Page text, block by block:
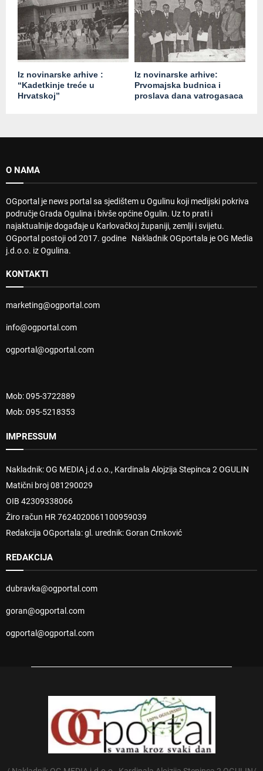
Iz novinarske arhive :
“Kadetkinje treće u
Hrvatskoj”
Iz novinarske arhive:
Prvomajska budnica i
proslava dana vatrogasaca
O NAMA
OGportal je news portal sa sjedištem u Ogulinu koji medijski pokriva
područje Grada Ogulina i bivše općine Ogulin. Uz to prati i
najaktualnije događaje u Karlovačkoj županiji, zemlji i svijetu.
OGportal postoji od 2017. godine Nakladnik OGportala je OG Media
j.d.o.o. iz Ogulina.
KONTAKTI
marketing@ogportal.com
info@ogportal.com
ogportal@ogportal.com
Mob: 095-3722889
Mob: 095-5218353
IMPRESSUM
Nakladnik: OG MEDIA j.d.o.o., Kardinala Alojzija Stepinca 2 OGULIN
Matični broj 081290029
OIB 42309338066
Žiro račun HR 7624020061100959039
Redakcija OGportala: gl. urednik: Goran Crnković
REDAKCIJA
dubravka@ogportal.com
goran@ogportal.com
ogportal@ogportal.com